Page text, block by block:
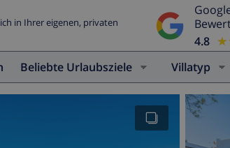
in Ihrer eigenen, privaten
4.8
Beliebte Urlaubsziele Villatyp